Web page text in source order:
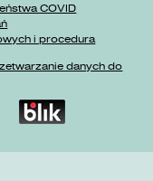
COVID
i procedura
danych do